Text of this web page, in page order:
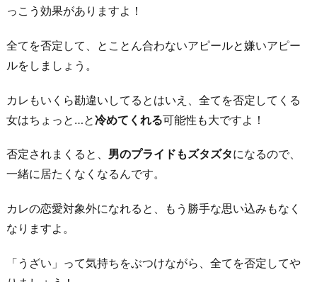
っこう効果がありますよ！
全てを否定して、とことん合わないアピールと嫌いアピー
ルをしましょう。
カレもいくら勘違いしてるとはいえ、全てを否定してくる
女はちょっと…と冷めてくれる可能性も大ですよ！
否定されまくると、 男のプライドもズタズタになるので、
一緒に居たくなくなるんです。
カレの恋愛対象外になれると、もう勝手な思い込みもなく
なりますよ。
「うざい」って気持ちをぶつけながら、全てを否定してや